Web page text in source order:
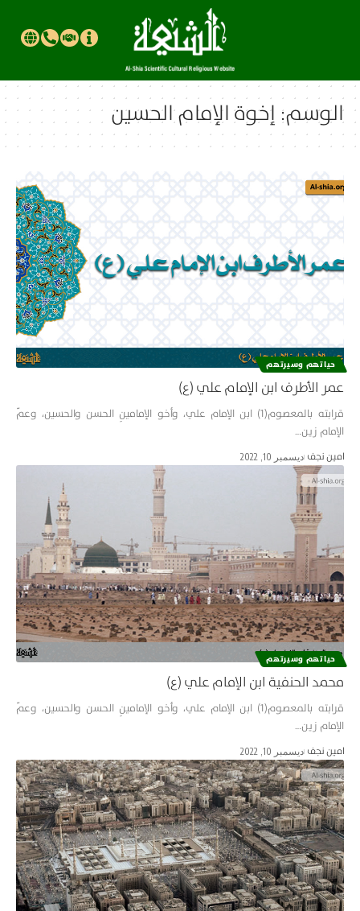
الوسم: إخوة الإمام الحسين
حياتهم وسيرتهم
عمر الأطرف ابن الإمام علي (ع)
قرابته بالمعصوم(1) ابن الإمام علي، وأخو الإمامينِ الحسن والحسين، وعمّ
الإمام زين…
امین نجف ديسمبر 10, 2022
حياتهم وسيرتهم
محمد الحنفية ابن الإمام علي (ع)
قرابته بالمعصوم(1) ابن الإمام علي، وأخو الإمامينِ الحسن والحسين، وعمّ
الإمام زين…
امین نجف ديسمبر 10, 2022